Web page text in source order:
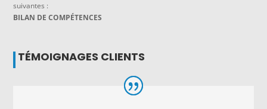
suivantes :
BILAN DE COMPÉTENCES
TÉMOIGNAGES CLIENTS